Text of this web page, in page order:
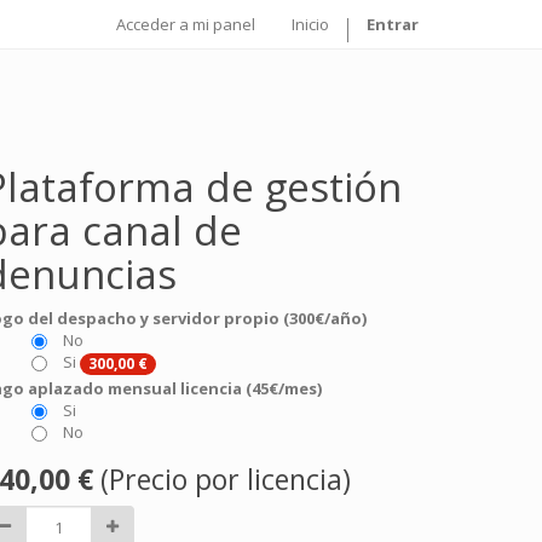
Acceder a mi panel Inicio Entrar
de gestión
canal de
del despacho y servidor propio (300€/año)
No
Si
300,00€
aplazado mensual licencia (45€/mes)
Si
No
€ (Precio por licencia)